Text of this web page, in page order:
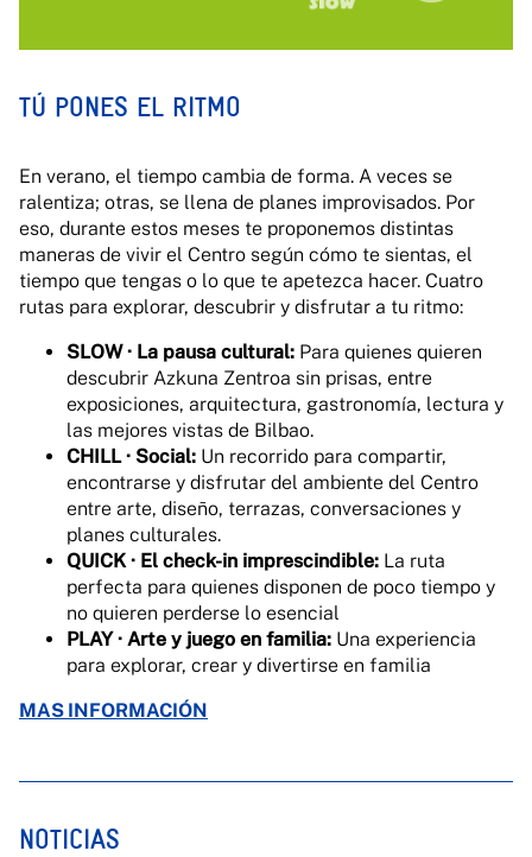
TÚ PONES EL RITMO
En verano, el tiempo cambia de forma. A veces se
ralentiza; otras, se llena de planes improvisados. Por
eso, durante estos meses te proponemos distintas
maneras de vivir el Centro según cómo te sientas, el
tiempo que tengas o lo que te apetezca hacer. Cuatro
rutas para explorar, descubrir y disfrutar a tu ritmo:
SLOW · La pausa cultural: Para quienes quieren
descubrir Azkuna Zentroa sin prisas, entre
exposiciones, arquitectura, gastronomía, lectura y
las mejores vistas de Bilbao.
CHILL · Social: Un recorrido para compartir,
encontrarse y disfrutar del ambiente del Centro
entre arte, diseño, terrazas, conversaciones y
planes culturales.
QUICK · El check-in imprescindible: La ruta
perfecta para quienes disponen de poco tiempo y
no quieren perderse lo esencial
PLAY · Arte y juego en familia: Una experiencia
para explorar, crear y divertirse en familia
MAS INFORMACIÓN
NOTICIAS